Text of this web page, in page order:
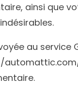
ainsi que
au service